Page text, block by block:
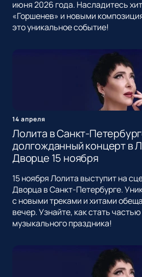
июня 2026 года. Насладитесь
«Горшенев» и новыми
это уникальное событие!
14 апреля
Лолита в Санкт-
долгожданный концерт в
Дворце 15 ноября
15 ноября Лолита выступит на
Дворца в Санкт-Петербурге.
с новыми треками и хитами
вечер. Узнайте, как стать
музыкального праздника!